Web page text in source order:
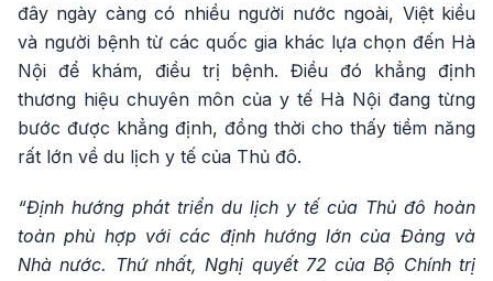
đây ngày càng có nhiều người nước ngoài, Việt kiều
và người bệnh từ các quốc gia khác lựa chọn đến Hà
Nội để khám, điều trị bệnh. Điều đó khẳng định
thương hiệu chuyên môn của y tế Hà Nội đang từng
bước được khẳng định, đồng thời cho thấy tiềm năng
rất lớn về du lịch y tế của Thủ đô.
“Định hướng phát triển du lịch y tế của Thủ đô hoàn
toàn phù hợp với các định hướng lớn của Đảng và
Nhà nước. Thứ nhất, Nghị quyết 72 của Bộ Chính trị